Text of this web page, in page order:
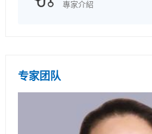
專家介紹
专家团队